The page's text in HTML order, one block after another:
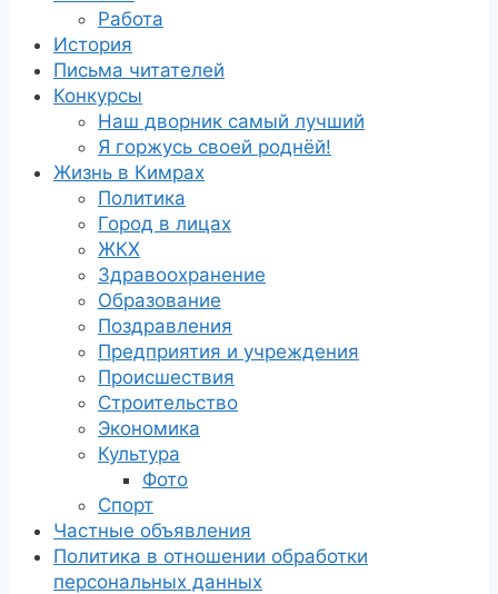
Работа
История
Письма читателей
Конкурсы
Наш дворник самый лучший
Я горжусь своей роднёй!
Жизнь в Кимрах
Политика
Город в лицах
ЖКХ
Здравоохранение
Образование
Поздравления
Предприятия и учреждения
Происшествия
Строительство
Экономика
Культура
Фото
Спорт
Частные объявления
Политика в отношении обработки
персональных данных